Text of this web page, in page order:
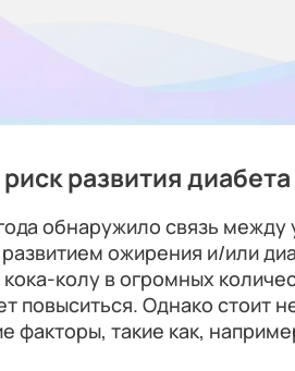
развития диабета
обнаружило связь
ожирения и/или
колу в огромных
повыситься. Однако стоит
факторы, такие как,